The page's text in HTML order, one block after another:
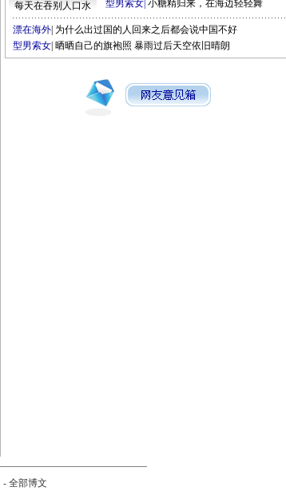
每天在吞别人口水
型男索女 小糖精归来，在海边轻轻舞
漂在海外 为什么出过国的人回来之后都会说中国不好
型男索女 晒晒自己的旗袍照 暴雨过后天空依旧晴朗
- 全部博文